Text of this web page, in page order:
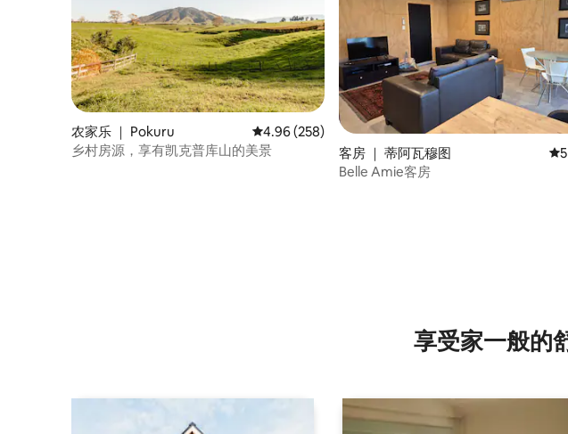
农家乐 ｜ Pokuru 平均评分 4.96 分（满分 5 分），共 258 条评价
4.96 (258)
乡村房源，享有凯克普库山的美景
客房 ｜ 蒂阿瓦穆图 平
Belle Amie客房
享受家一般的